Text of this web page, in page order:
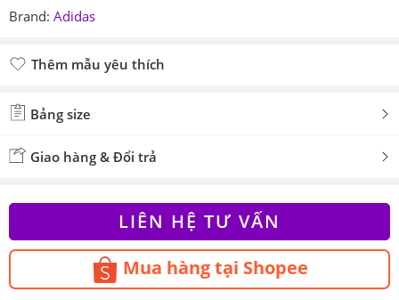
Brand: Adidas
Thêm mẫu yêu thích
Bảng size
Giao hàng & Đổi trả
LIÊN HỆ TƯ VẤN
Mua hàng tại Shopee